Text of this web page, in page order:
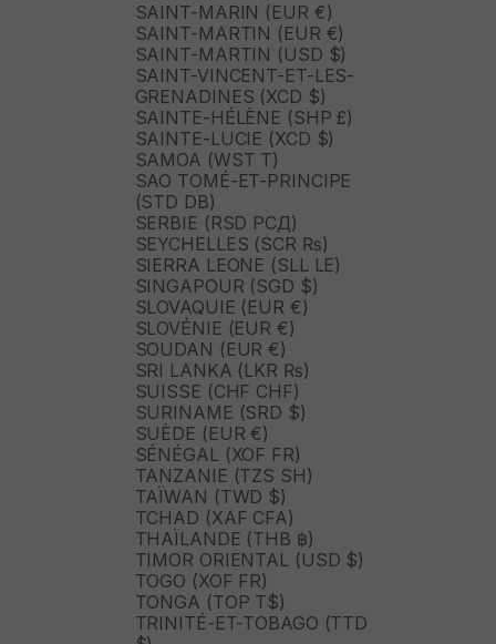
SAINT-MARIN (EUR €)
SAINT-MARTIN (EUR €)
SAINT-MARTIN (USD $)
SAINT-VINCENT-ET-LES-
GRENADINES (XCD $)
SAINTE-HÉLÈNE (SHP £)
SAINTE-LUCIE (XCD $)
SAMOA (WST T)
SAO TOMÉ-ET-PRINCIPE
(STD DB)
SERBIE (RSD РСД)
SEYCHELLES (SCR ₨)
SIERRA LEONE (SLL LE)
SINGAPOUR (SGD $)
SLOVAQUIE (EUR €)
SLOVÉNIE (EUR €)
SOUDAN (EUR €)
SRI LANKA (LKR ₨)
SUISSE (CHF CHF)
SURINAME (SRD $)
SUÈDE (EUR €)
SÉNÉGAL (XOF FR)
TANZANIE (TZS SH)
TAÏWAN (TWD $)
TCHAD (XAF CFA)
THAÏLANDE (THB ฿)
TIMOR ORIENTAL (USD $)
TOGO (XOF FR)
TONGA (TOP T$)
TRINITÉ-ET-TOBAGO (TTD